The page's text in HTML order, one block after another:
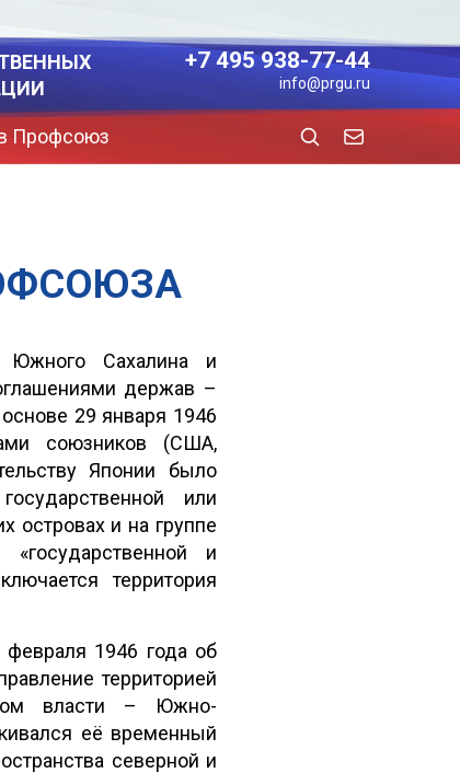
+7 495 938-77-44
info@prgu.ru
Профсоюз
Южного Сахалина и
держав –
29 января 1946
союзников (США,
Японии было
или
островах и на группе
и
территория
1946 года об
территорией
власти – Южно-
её временный
северной и